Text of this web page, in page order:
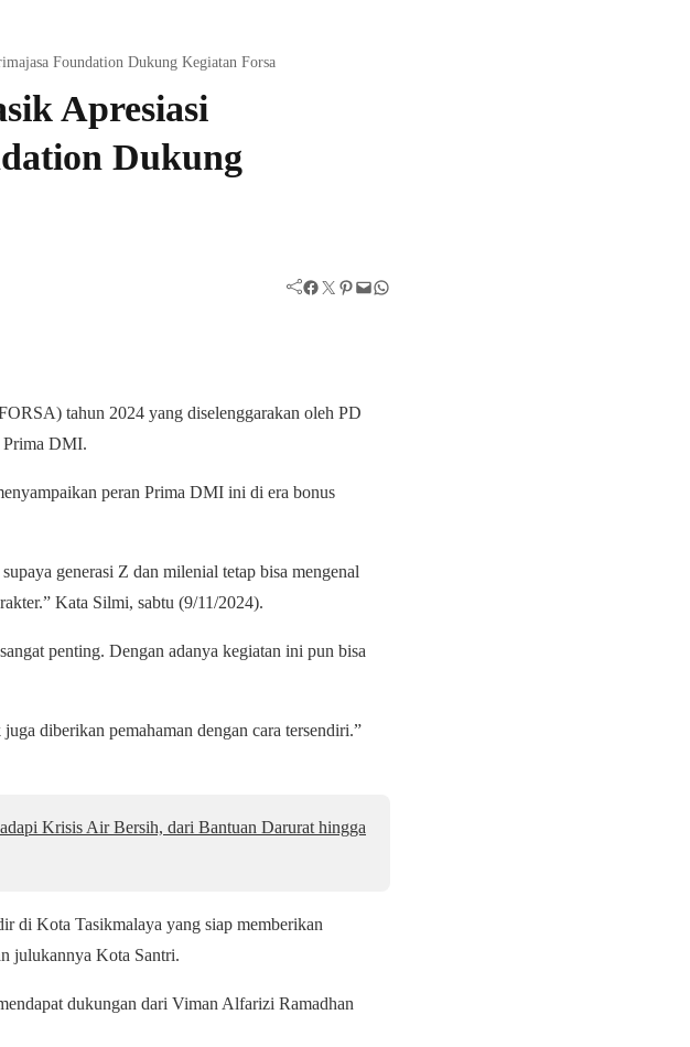
Foundation Dukung Kegiatan Forsa
Apresiasi
Dukung
Facebook Twitter Pinterest Mail WhatsApp
tahun 2024 yang diselenggarakan oleh PD
Prima DMI.
peran Prima DMI ini di era bonus
generasi Z dan milenial tetap bisa mengenal
Kata Silmi, sabtu (9/11/2024).
penting. Dengan adanya kegiatan ini pun bisa
diberikan pemahaman dengan cara tersendiri.”
Krisis Air Bersih, dari Bantuan Darurat hingga
di Kota Tasikmalaya yang siap memberikan
julukannya Kota Santri.
dukungan dari Viman Alfarizi Ramadhan